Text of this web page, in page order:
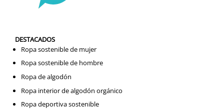
DESTACADOS
Ropa sostenible de mujer
Ropa sostenible de hombre
Ropa de algodón
Ropa interior de algodón orgánico
Ropa deportiva sostenible